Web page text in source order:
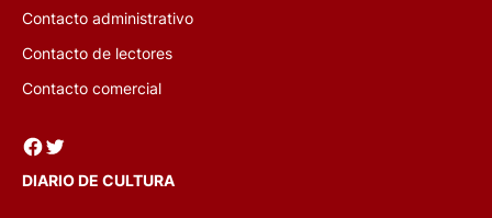
Contacto administrativo
Contacto de lectores
Contacto comercial
Facebook Twitter
DIARIO DE CULTURA